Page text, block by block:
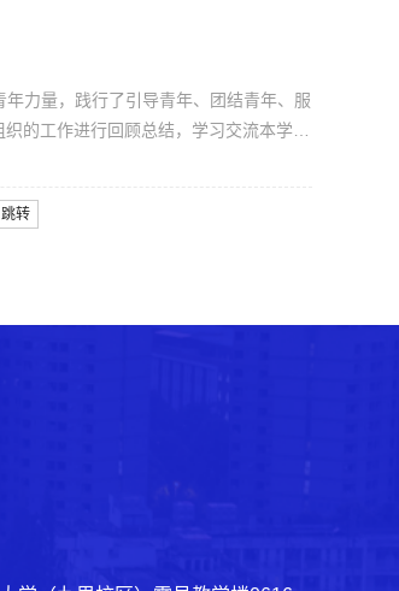
力量，践行了引导青年、团结青年、服
的工作进行回顾总结，学习交流本学年
跳转